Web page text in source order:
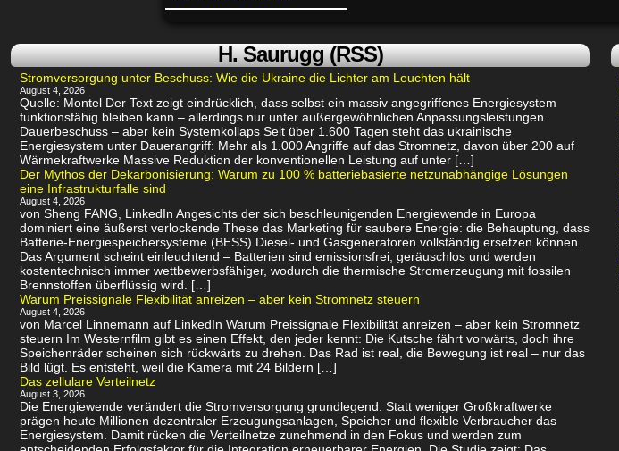
H. Saurugg (RSS)
Stromversorgung unter Beschuss: Wie die Ukraine die Lichter am Leuchten hält
August 4, 2026
Quelle: Montel Der Text zeigt eindrücklich, dass selbst ein massiv angegriffenes Energiesystem
funktionsfähig bleiben kann – allerdings nur unter außergewöhnlichen Anpassungsleistungen.
Dauerbeschuss – aber kein Systemkollaps Seit über 1.600 Tagen steht das ukrainische
Energiesystem unter Dauerangriff: Mehr als 1.000 Angriffe auf das Stromnetz, davon über 200 auf
Wärmekraftwerke Massive Reduktion der konventionellen Leistung auf unter […]
Der Mythos der Dekarbonisierung: Warum zu 100 % batteriebasierte netzunabhängige Lösungen
eine Infrastrukturfalle sind
August 4, 2026
von Sheng FANG, LinkedIn Angesichts der sich beschleunigenden Energiewende in Europa
dominiert eine äußerst verlockende These das Marketing für saubere Energie: die Behauptung, dass
Batterie-Energiespeichersysteme (BESS) Diesel- und Gasgeneratoren vollständig ersetzen können.
Das Argument scheint einleuchtend – Batterien sind emissionsfrei, geräuschlos und werden
kostentechnisch immer wettbewerbsfähiger, wodurch die thermische Stromerzeugung mit fossilen
Brennstoffen überflüssig wird. […]
Warum Preissignale Flexibilität anreizen – aber kein Stromnetz steuern
August 4, 2026
von Marcel Linnemann auf LinkedIn Warum Preissignale Flexibilität anreizen – aber kein Stromnetz
steuern Im Westernfilm gibt es einen Effekt, den jeder kennt: Die Kutsche fährt vorwärts, doch ihre
Speichenräder scheinen sich rückwärts zu drehen. Das Rad ist real, die Bewegung ist real – nur das
Bild lügt. Es entsteht, weil die Kamera mit 24 Bildern […]
Das zellulare Verteilnetz
August 3, 2026
Die Energiewende verändert die Stromversorgung grundlegend: Statt weniger Großkraftwerke
prägen heute Millionen dezentraler Erzeugungsanlagen, Speicher und flexible Verbraucher das
Energiesystem. Damit rücken die Verteilnetze zunehmend in den Fokus und werden zum